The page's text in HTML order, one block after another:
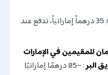
رسوم المغادرة (الإمارات): 35 درهماً إماراتياً، تدفع عند
للمقيمين في الإمارات
البر: ~85 درهمًا إماراتيًا